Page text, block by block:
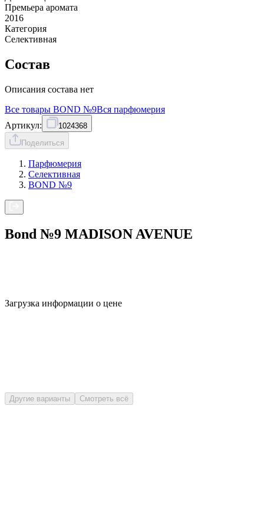
Премьера аромата
2016
Категория
Селективная
Состав
Описания состава нет
Все товары BOND №9Вся парфюмерия
Артикул:
1024368
Поделиться
Парфюмерия
Селективная
BOND №9
Bond №9 MADISON AVENUE
Загрузка информации о цене
Другие варианты Смотреть всё